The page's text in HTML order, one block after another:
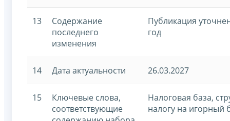
13
Содержание
последнего
изменения
Публикация
год
14 Дата актуальности 26.03.2027
15
Ключевые слова,
соответствующие
Налоговая база,
налогу на игорный